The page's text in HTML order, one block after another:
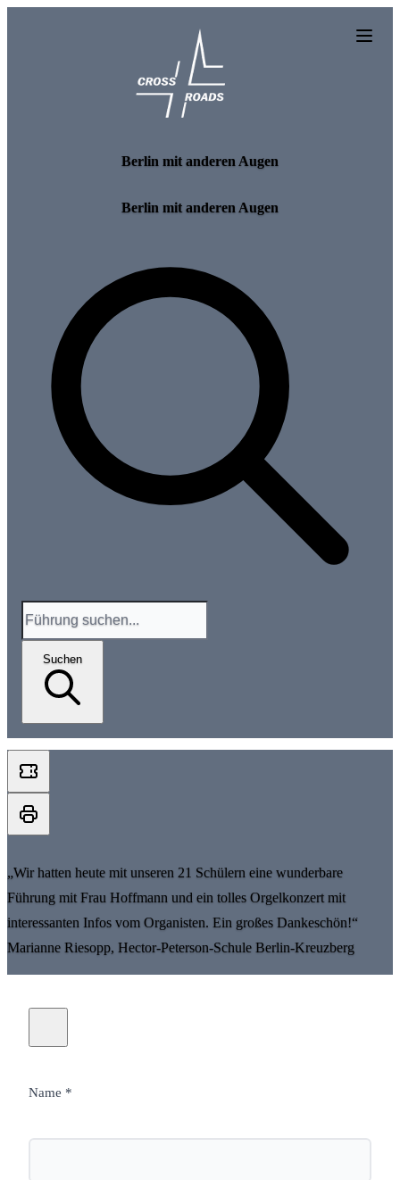
Berlin mit anderen Augen
Berlin mit anderen Augen
Suchen
„Wir hatten heute mit unseren 21 Schülern eine wunderbare
Führung mit Frau Hoffmann und ein tolles Orgelkonzert mit
interessanten Infos vom Organisten. Ein großes Dankeschön!“
Marianne Riesopp, Hector-Peterson-Schule Berlin-Kreuzberg
Name *